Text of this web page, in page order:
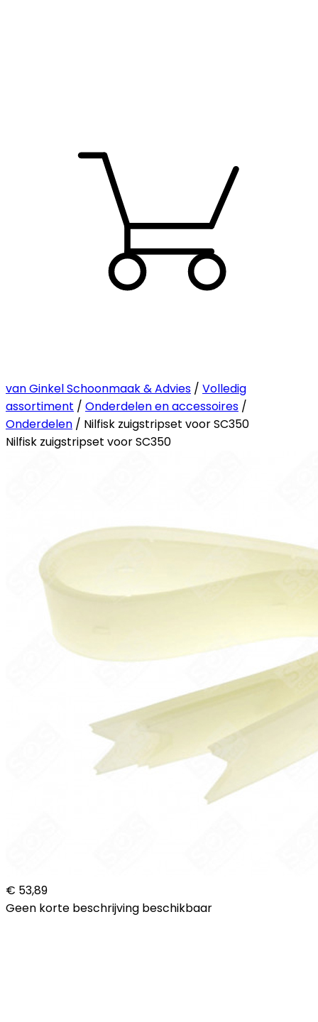
van Ginkel Schoonmaak & Advies / Volledig
assortiment / Onderdelen en accessoires /
Onderdelen / Nilfisk zuigstripset voor SC350
Nilfisk zuigstripset voor SC350
€ 53,89
Geen korte beschrijving beschikbaar